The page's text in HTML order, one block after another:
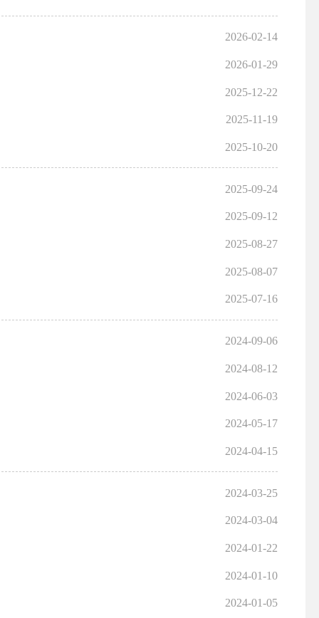
2026-02-14
2026-01-29
2025-12-22
2025-11-19
2025-10-20
2025-09-24
2025-09-12
2025-08-27
2025-08-07
2025-07-16
2024-09-06
2024-08-12
2024-06-03
2024-05-17
2024-04-15
2024-03-25
2024-03-04
2024-01-22
2024-01-10
2024-01-05